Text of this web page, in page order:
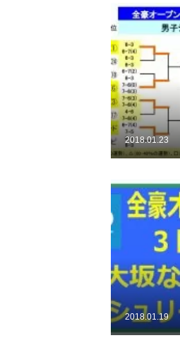
2018.01.23
2018.01.19